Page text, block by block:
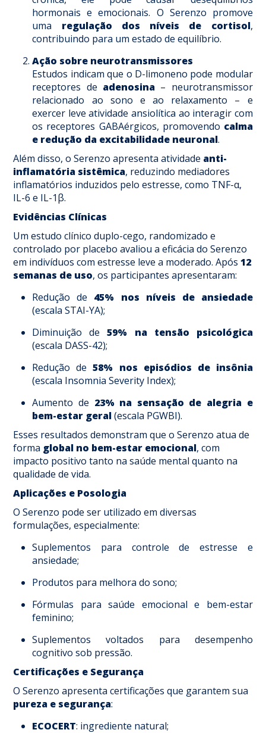
hormonais e emocionais. O Serenzo promove
uma regulação dos níveis de cortisol,
contribuindo para um estado de equilíbrio.
Ação sobre neurotransmissores
Estudos indicam que o D-limoneno pode modular
receptores de adenosina – neurotransmissor
relacionado ao sono e ao relaxamento – e
exercer leve atividade ansiolítica ao interagir com
os receptores GABAérgicos, promovendo calma
e redução da excitabilidade neuronal.
Além disso, o Serenzo apresenta atividade anti-
inflamatória sistêmica, reduzindo mediadores
inflamatórios induzidos pelo estresse, como TNF-α,
IL-6 e IL-1β.
Evidências Clínicas
Um estudo clínico duplo-cego, randomizado e
controlado por placebo avaliou a eficácia do Serenzo
em indivíduos com estresse leve a moderado. Após12
semanas de uso, os participantes apresentaram:
Redução de 45% nos níveis de ansiedade
(escala STAI-YA);
Diminuição de59% na tensão psicológica
(escala DASS-42);
Redução de58% nos episódios de insônia
(escala Insomnia Severity Index);
Aumento de 23% na sensação de alegria e
bem-estar geral(escala PGWBI).
Esses resultados demonstram que o Serenzo atua de
forma global no bem-estar emocional, com
impacto positivo tanto na saúde mental quanto na
qualidade de vida.
Aplicações e Posologia
O Serenzo pode ser utilizado em diversas
formulações, especialmente:
Suplementos para controle de estresse e
ansiedade;
Produtos para melhora do sono;
Fórmulas para saúde emocional e bem-estar
feminino;
Suplementos voltados para desempenho
cognitivo sob pressão.
Certificações e Segurança
O Serenzo apresenta certificações que garantem sua
pureza e segurança:
ECOCERT: ingrediente natural;